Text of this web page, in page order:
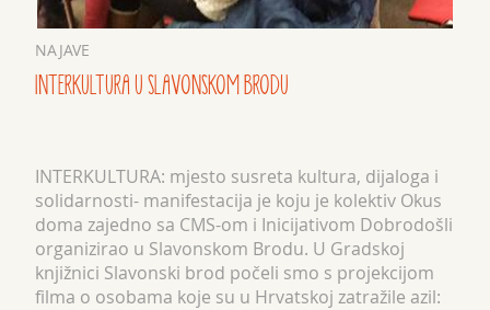
NAJAVE
INTERKULTURA U SLAVONSKOM BRODU
INTERKULTURA: mjesto susreta kultura, dijaloga i
solidarnosti- manifestacija je koju je kolektiv Okus
doma zajedno sa CMS-om i Inicijativom Dobrodošli
organizirao u Slavonskom Brodu. U Gradskoj
knjižnici Slavonski brod počeli smo s projekcijom
filma o osobama koje su u Hrvatskoj zatražile azil: